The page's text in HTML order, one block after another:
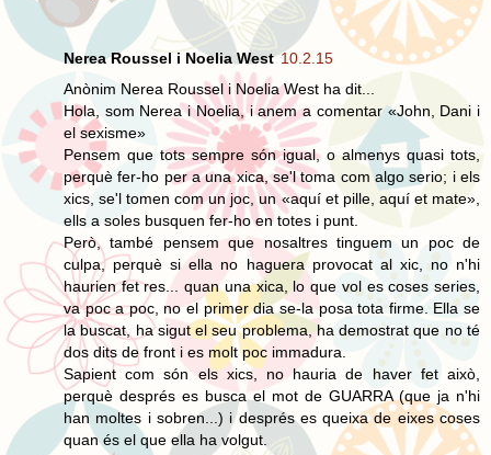
Nerea Roussel i Noelia West 10.2.15
Anònim Nerea Roussel i Noelia West ha dit...
Hola, som Nerea i Noelia, i anem a comentar «John, Dani i
el sexisme»
Pensem que tots sempre són igual, o almenys quasi tots,
perquè fer-ho per a una xica, se'l toma com algo serio; i els
xics, se'l tomen com un joc, un «aquí et pille, aquí et mate»,
ells a soles busquen fer-ho en totes i punt.
Però, també pensem que nosaltres tinguem un poc de
culpa, perquè si ella no haguera provocat al xic, no n'hi
haurien fet res... quan una xica, lo que vol es coses series,
va poc a poc, no el primer dia se-la posa tota firme. Ella se
la buscat, ha sigut el seu problema, ha demostrat que no té
dos dits de front i es molt poc immadura.
Sapient com són els xics, no hauria de haver fet això,
perquè després es busca el mot de GUARRA (que ja n'hi
han moltes i sobren...) i després es queixa de eixes coses
quan és el que ella ha volgut.